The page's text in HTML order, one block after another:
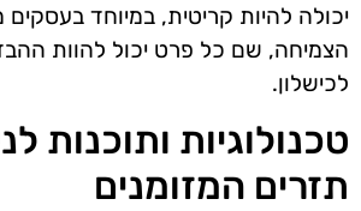
יכולה להיות קריטית, במיוחד
הצמיחה, שם כל פרט יכול להוות
לכישלון.
טכנולוגיות ותוכנות
תזרים המזומנים